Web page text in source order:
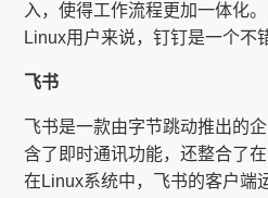
入，使得工作流程更加一体化
Linux用户来说，钉钉是一个不
飞书
飞书是一款由字节跳动推出的
含了即时通讯功能，还整合了
在Linux系统中，飞书的客户端